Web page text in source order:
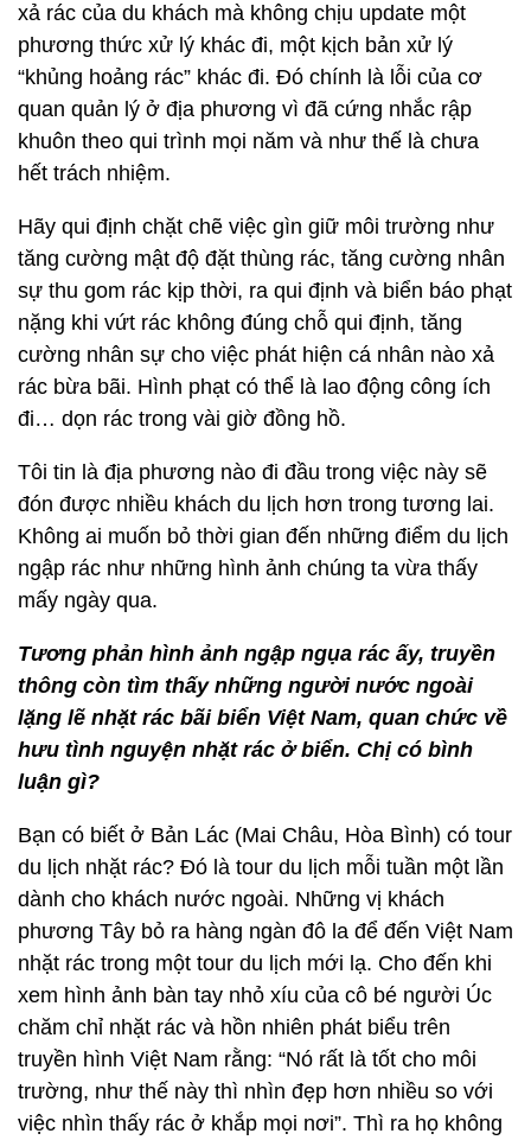
xả rác của du khách mà không chịu update một
phương thức xử lý khác đi, một kịch bản xử lý
“khủng hoảng rác” khác đi. Đó chính là lỗi của cơ
quan quản lý ở địa phương vì đã cứng nhắc rập
khuôn theo qui trình mọi năm và như thế là chưa
hết trách nhiệm.
Hãy qui định chặt chẽ việc gìn giữ môi trường như
tăng cường mật độ đặt thùng rác, tăng cường nhân
sự thu gom rác kịp thời, ra qui định và biển báo phạt
nặng khi vứt rác không đúng chỗ qui định, tăng
cường nhân sự cho việc phát hiện cá nhân nào xả
rác bừa bãi. Hình phạt có thể là lao động công ích
đi… dọn rác trong vài giờ đồng hồ.
Tôi tin là địa phương nào đi đầu trong việc này sẽ
đón được nhiều khách du lịch hơn trong tương lai.
Không ai muốn bỏ thời gian đến những điểm du lịch
ngập rác như những hình ảnh chúng ta vừa thấy
mấy ngày qua.
Tương phản hình ảnh ngập ngụa rác ấy, truyền
thông còn tìm thấy những người nước ngoài
lặng lẽ nhặt rác bãi biển Việt Nam, quan chức về
hưu tình nguyện nhặt rác ở biển. Chị có bình
luận gì?
Bạn có biết ở Bản Lác (Mai Châu, Hòa Bình) có tour
du lịch nhặt rác? Đó là tour du lịch mỗi tuần một lần
dành cho khách nước ngoài. Những vị khách
phương Tây bỏ ra hàng ngàn đô la để đến Việt Nam
nhặt rác trong một tour du lịch mới lạ. Cho đến khi
xem hình ảnh bàn tay nhỏ xíu của cô bé người Úc
chăm chỉ nhặt rác và hồn nhiên phát biểu trên
truyền hình Việt Nam rằng: “Nó rất là tốt cho môi
trường, như thế này thì nhìn đẹp hơn nhiều so với
việc nhìn thấy rác ở khắp mọi nơi”. Thì ra họ không